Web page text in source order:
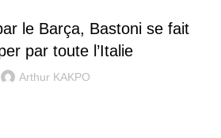
le Barça, Bastoni se fait
par toute l’Italie
Arthur KAKPO